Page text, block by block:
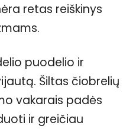
retas reiškinys
puodelio ir
Šiltas čiobrelių
vakarais padės
ir greičiau